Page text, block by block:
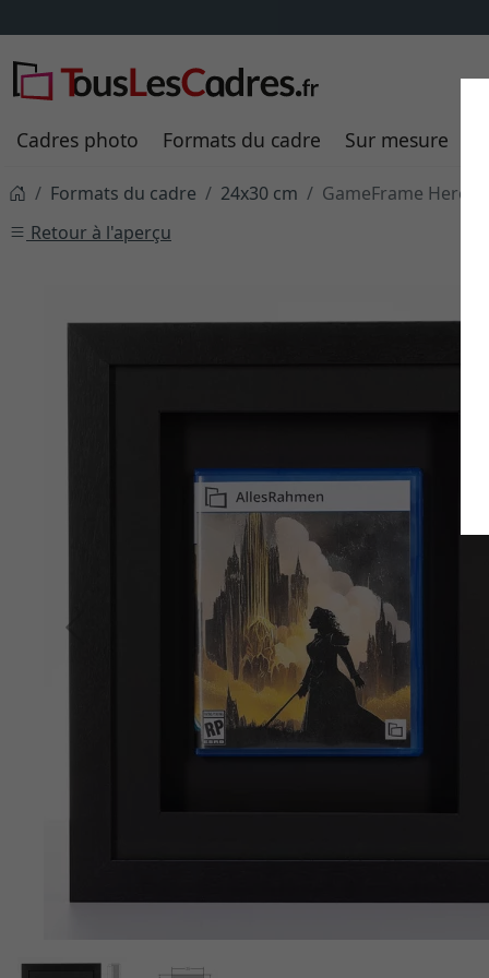
Cadres photo Formats du cadre Sur mesure
Formats du cadre 24x30 cm
GameFrame Hero -
Retour à l'aperçu